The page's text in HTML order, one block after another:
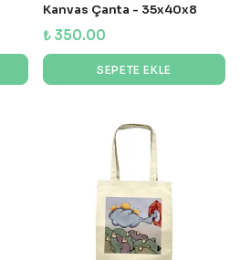
Kanvas Çanta - 35x40x8
₺ 350.00
SEPETE EKLE